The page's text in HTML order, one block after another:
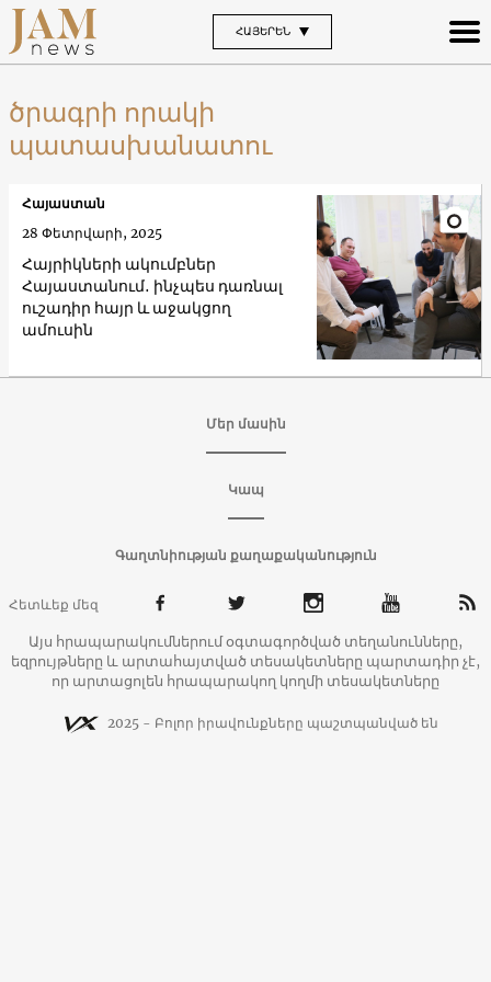
ՀԱՅԵՐԵՆ
ծրագրի որակի
պատասխանատու
Հայրիկների ակումբներ
Հայաստանում․ ինչպես դառնալ
ուշադիր հայր և աջակցող
ամուսին
Հայաստան
28 Փետրվարի, 2025
Մեր մասին
Կապ
Գաղտնիության քաղաքականություն
Հետևեք մեզ
Այս հրապարակումներում օգտագործված տեղանունները,
եզրույթները և արտահայտված տեսակետները պարտադիր չէ,
որ արտացոլեն հրապարակող կողմի տեսակետները
2025 - Բոլոր իրավունքները պաշտպանված են